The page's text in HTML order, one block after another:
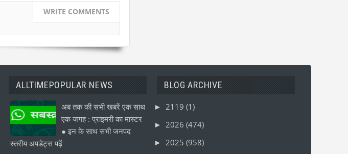
WRITE COMMENTS
ALLTIMEPOPULAR NEWS
अब तक की सभी खबरें एक साथ
एक जगह : प्राइमरी का मास्टर
● इन के साथ सभी जनपद
स्तरीय अपडेट्स पढ़ें
BLOG ARCHIVE
► 2119(1)
► 2026(474)
► 2025(958)